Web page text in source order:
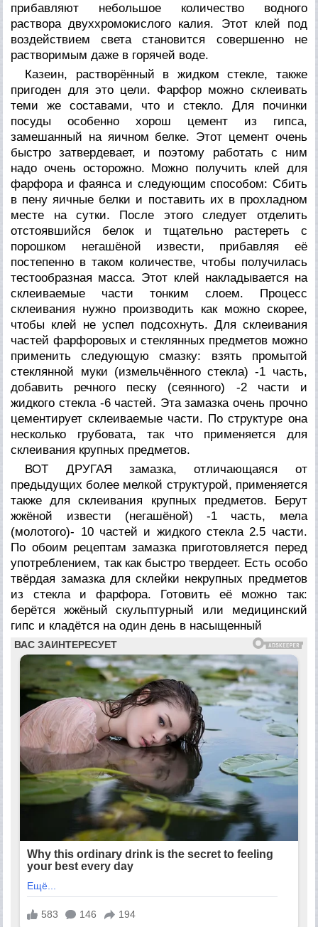
прибавляют небольшое количество водного
раствора двуххромокислого калия. Этот клей под
воздействием света становится совершенно не
растворимым даже в горячей воде.
Казеин, растворённый в жидком стекле, также
пригоден для это цели. Фарфор можно склеивать
теми же составами, что и стекло. Для починки
посуды особенно хорош цемент из гипса,
замешанный на яичном белке. Этот цемент очень
быстро затвердевает, и поэтому работать с ним
надо очень осторожно. Можно получить клей для
фарфора и фаянса и следующим способом: Сбить
в пену яичные белки и поставить их в прохладном
месте на сутки. После этого следует отделить
отстоявшийся белок и тщательно растереть с
порошком негашёной извести, прибавляя её
постепенно в таком количестве, чтобы получилась
тестообразная масса. Этот клей накладывается на
склеиваемые части тонким слоем. Процесс
склеивания нужно производить как можно скорее,
чтобы клей не успел подсохнуть. Для склеивания
частей фарфоровых и стеклянных предметов можно
применить следующую смазку: взять промытой
стеклянной муки (измельчённого стекла) -1 часть,
добавить речного песку (сеянного) -2 части и
жидкого стекла -6 частей. Эта замазка очень прочно
цементирует склеиваемые части. По структуре она
несколько грубовата, так что применяется для
склеивания крупных предметов.
ВОТ ДРУГАЯ замазка, отличающаяся от
предыдущих более мелкой структурой, применяется
также для склеивания крупных предметов. Берут
жжёной извести (негашёной) -1 часть, мела
(молотого)- 10 частей и жидкого стекла 2.5 части.
По обоим рецептам замазка приготовляется перед
употреблением, так как быстро твердеет. Есть особо
твёрдая замазка для склейки некрупных предметов
из стекла и фарфора. Готовить её можно так:
берётся жжёный скульптурный или медицинский
гипс и кладётся на один день в насыщенный